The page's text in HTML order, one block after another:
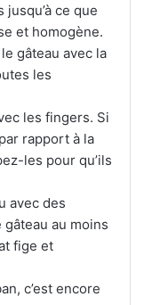
ce que
et homogène.
le gâteau avec la
les
les fingers. Si
rapport à la
les pour qu’ils
avec des
au moins
fige et
c’est encore